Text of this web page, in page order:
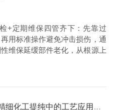
+定期维保四管齐下：先靠过
用标准操作避免冲击损伤，通
维保延缓部件老化，从根源上
化工提纯中的工艺应用探析